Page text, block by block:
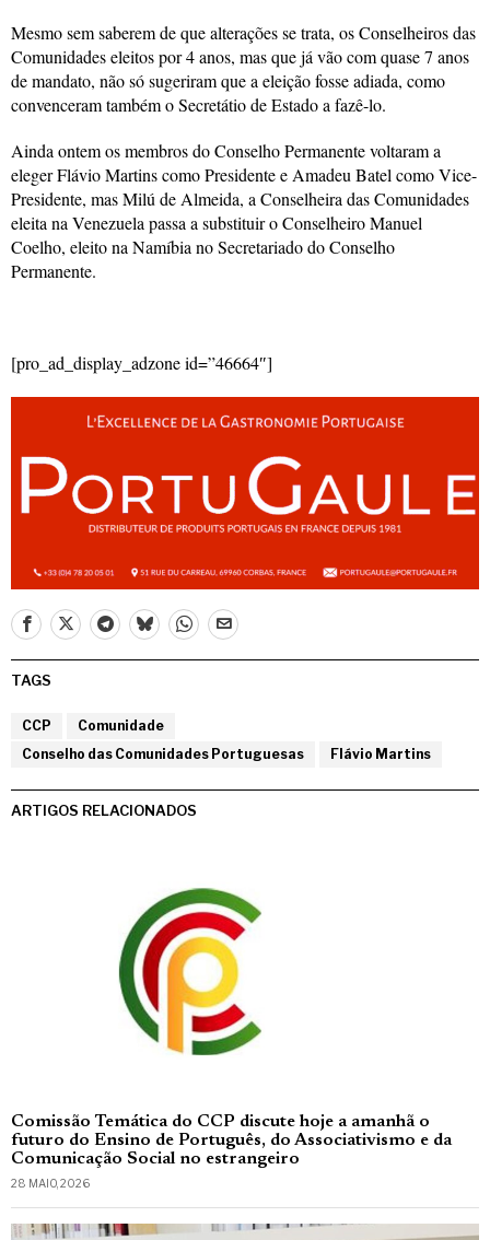
Mesmo sem saberem de que alterações se trata, os Conselheiros das
Comunidades eleitos por 4 anos, mas que já vão com quase 7 anos
de mandato, não só sugeriram que a eleição fosse adiada, como
convenceram também o Secretátio de Estado a fazê-lo.
Ainda ontem os membros do Conselho Permanente voltaram a
eleger Flávio Martins como Presidente e Amadeu Batel como Vice-
Presidente, mas Milú de Almeida, a Conselheira das Comunidades
eleita na Venezuela passa a substituir o Conselheiro Manuel
Coelho, eleito na Namíbia no Secretariado do Conselho
Permanente.
[pro_ad_display_adzone id=”46664″]
TAGS
CCP
Comunidade
Conselho das Comunidades Portuguesas
Flávio Martins
ARTIGOS RELACIONADOS
Comissão Temática do CCP discute hoje a amanhã o
futuro do Ensino de Português, do Associativismo e da
Comunicação Social no estrangeiro
28 MAIO, 2026